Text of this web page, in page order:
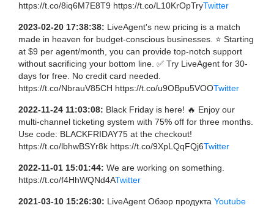
https://t.co/8iq6M7E8T9 https://t.co/L10KrOpTryTwitter
2023-02-20 17:38:38: LiveAgent's new pricing is a match
made in heaven for budget-conscious businesses. ⭐ Starting
at $9 per agent/month, you can provide top-notch support
without sacrificing your bottom line. ✅ Try LiveAgent for 30-
days for free. No credit card needed.
https://t.co/NbrauV85CH https://t.co/u9OBpu5VOOTwitter
2022-11-24 11:03:08: Black Friday is here! 🔥 Enjoy our
multi-channel ticketing system with 75% off for three months.
Use code: BLACKFRIDAY75 at the checkout!
https://t.co/lbhwBSYr8k https://t.co/9XpLQqFQj6Twitter
2022-11-01 15:01:44: We are working on something.
https://t.co/f4HhWQNd4ATwitter
2021-03-10 15:26:30: LiveAgent Обзор продукта Youtube